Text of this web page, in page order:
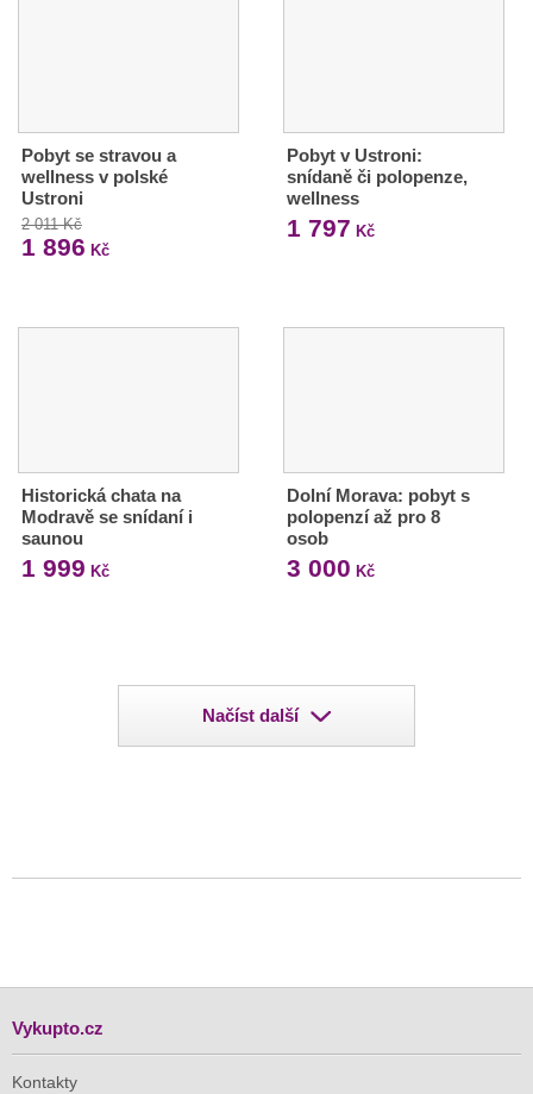
Pobyt se stravou a
wellness v polské
Ustroni
2 011 Kč
1 896 Kč
Pobyt v Ustroni:
snídaně či polopenze,
wellness
1 797 Kč
Historická chata na
Modravě se snídaní i
saunou
1 999 Kč
Dolní Morava: pobyt s
polopenzí až pro 8
osob
3 000 Kč
Načíst další
Vykupto.cz
Kontakty